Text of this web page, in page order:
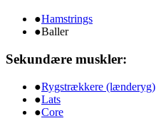
●Hamstrings
●Baller
Sekundære muskler:
●Rygstrækkere (lænderyg)
●Lats
●Core